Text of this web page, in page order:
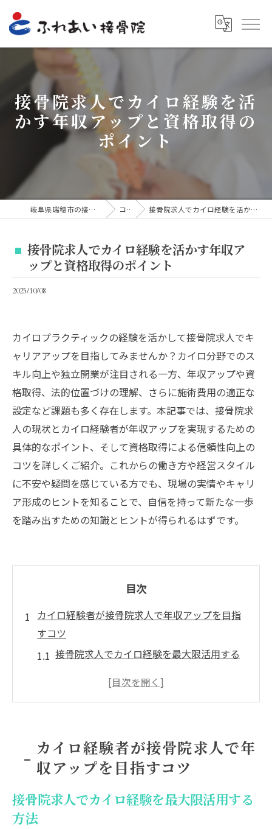
接骨院求人でカイロ経験を活
かす年収アップと資格取得の
ポイント
岐阜県瑞穂市の接骨院ならふれあい接骨院 コラム 接骨院求人でカイロ経験を活かす年収アップと資格取得のポイント
接骨院求人でカイロ経験を活かす年収ア
ップと資格取得のポイント
2025/10/08
カイロプラクティックの経験を活かして接骨院求人でキ
ャリアアップを目指してみませんか？カイロ分野でのス
キル向上や独立開業が注目される一方、年収アップや資
格取得、法的位置づけの理解、さらに施術費用の適正な
設定など課題も多く存在します。本記事では、接骨院求
人の現状とカイロ経験者が年収アップを実現するための
具体的なポイント、そして資格取得による信頼性向上の
コツを詳しくご紹介。これからの働き方や経営スタイル
に不安や疑問を感じている方でも、現場の実情やキャリ
ア形成のヒントを知ることで、自信を持って新たな一歩
を踏み出すための知識とヒントが得られるはずです。
目次
カイロ経験者が接骨院求人で年収アップを目指
すコツ
接骨院求人でカイロ経験を最大限活用する
年収アップに直結する接骨院求人の選び方
キャリアアップ志向の接骨院求人活用術
接骨院求人で収入を伸ばすカイロ経験者の
戦略
接骨院求人で資格取得を活かすキャリア形成法
カイロ経験者が接骨院求人で年
収アップを目指すコツ
接骨院求人でカイロ経験を最大限活用する
方法